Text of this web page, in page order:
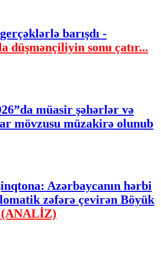
barışdı -
düşmənçiliyin sonu çatır...
müasir şəhərlər və
mövzusu müzakirə olunub
Azərbaycanın hərbi
zəfərə çevirən Böyük
(ANALİZ)